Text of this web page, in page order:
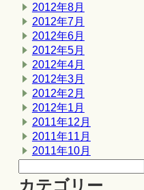
2012年8月
2012年7月
2012年6月
2012年5月
2012年4月
2012年3月
2012年2月
2012年1月
2011年12月
2011年11月
2011年10月
カテゴリー